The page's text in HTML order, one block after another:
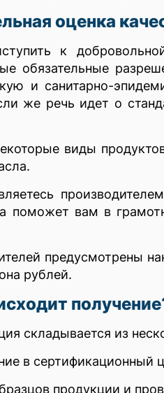
оценка
к
обязательные
и санитарно-
же речь идет о
виды
вам в
предусмотрены
рублей.
складывается из
в сертификационный
продукции и